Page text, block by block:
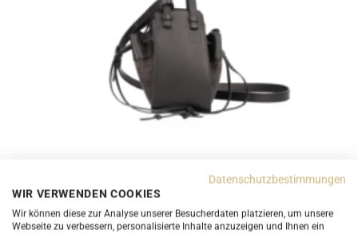
Loewe Mini Hammock Drawstring Schwarz Two Way
Tasche Leder und Textil
ab 1.090,00 CHF
Datenschutzbestimmungen
WIR VERWENDEN COOKIES
Wir können diese zur Analyse unserer Besucherdaten platzieren, um unsere
Webseite zu verbessern, personalisierte Inhalte anzuzeigen und Ihnen ein